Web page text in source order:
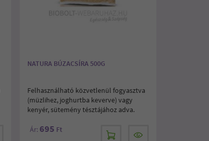
NATURA BÚZACSÍRA 500G
Felhasználható közvetlenül fogyasztva
(müzlihez, joghurtba keverve) vagy
kenyér, sütemény tésztájához adva.
Ár: 695 Ft